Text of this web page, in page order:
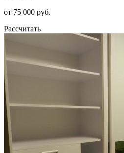
от 75 000 руб.
Рассчитать